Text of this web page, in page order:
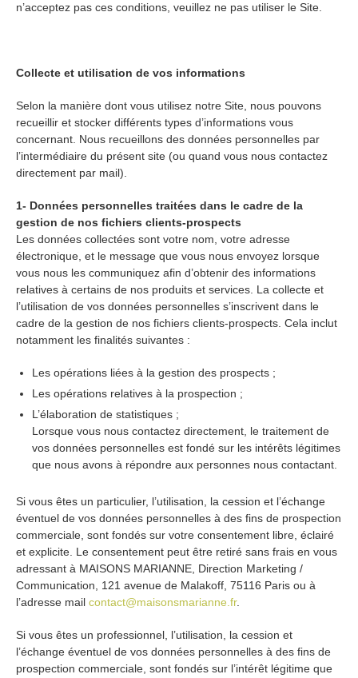
n’acceptez pas ces conditions, veuillez ne pas utiliser le Site.
Collecte et utilisation de vos informations
Selon la manière dont vous utilisez notre Site, nous pouvons
recueillir et stocker différents types d’informations vous
concernant. Nous recueillons des données personnelles par
l’intermédiaire du présent site (ou quand vous nous contactez
directement par mail).
1- Données personnelles traitées dans le cadre de la
gestion de nos fichiers clients-prospects
Les données collectées sont votre nom, votre adresse
électronique, et le message que vous nous envoyez lorsque
vous nous les communiquez afin d’obtenir des informations
relatives à certains de nos produits et services. La collecte et
l’utilisation de vos données personnelles s’inscrivent dans le
cadre de la gestion de nos fichiers clients-prospects. Cela inclut
notamment les finalités suivantes :
Les opérations liées à la gestion des prospects ;
Les opérations relatives à la prospection ;
L’élaboration de statistiques ;
Lorsque vous nous contactez directement, le traitement de
vos données personnelles est fondé sur les intérêts légitimes
que nous avons à répondre aux personnes nous contactant.
Si vous êtes un particulier, l’utilisation, la cession et l’échange
éventuel de vos données personnelles à des fins de prospection
commerciale, sont fondés sur votre consentement libre, éclairé
et explicite. Le consentement peut être retiré sans frais en vous
adressant à MAISONS MARIANNE, Direction Marketing /
Communication, 121 avenue de Malakoff, 75116 Paris ou à
l’adresse mail contact@maisonsmarianne.fr.
Si vous êtes un professionnel, l’utilisation, la cession et
l’échange éventuel de vos données personnelles à des fins de
prospection commerciale, sont fondés sur l’intérêt légitime que